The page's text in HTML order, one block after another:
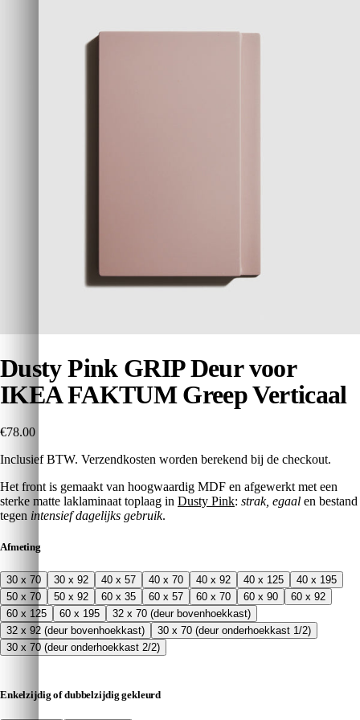
Dusty Pink GRIP Deur voor
IKEA FAKTUM Greep Verticaal
€78.00
Inclusief BTW. Verzendkosten worden berekend bij de checkout.
Het front is gemaakt van hoogwaardig MDF en afgewerkt met een
sterke matte laklaminaat toplaag in Dusty Pink: strak, egaal en bestand
tegen intensief dagelijks gebruik.
Afmeting
30 x 70 30 x 92 40 x 57 40 x 70 40 x 92 40 x 125
40 x 195
50 x 70
50 x 92 60 x 35 60 x 57 60 x 70 60 x 90
60 x 92
60 x 125
60 x 195
32 x 70 (deur bovenhoekkast)
32 x 92 (deur bovenhoekkast)
30 x 70 (deur onderhoekkast 1/2)
30 x 70 (deur onderhoekkast 2/2)
Enkelzijdig of dubbelzijdig gekleurd